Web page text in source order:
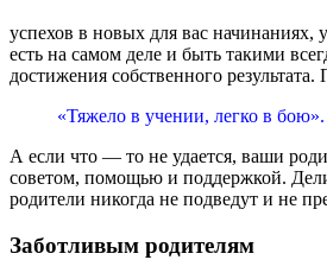
успехов в новых для вас начинаниях,
есть на самом деле и быть такими
достижения собственного
«Тяжело в учении, легко в бою».
А если что — то не удается, ваши
советом, помощью и поддержкой.
родители никогда не подведут и не
Заботливым родителям